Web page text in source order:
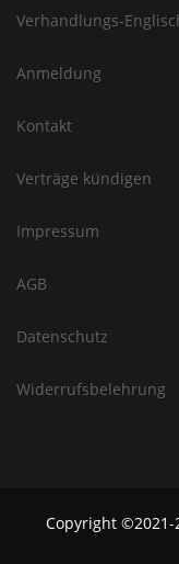
Verhandlungs-
Anmeldung
Kontakt
Verträge kündigen
Impressum
AGB
Datenschutz
Widerrufsbelehrung
Copyright ©2021-